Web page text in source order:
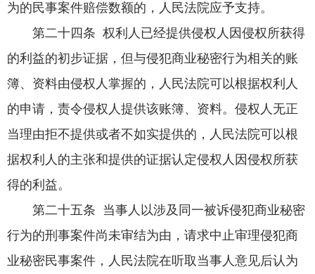
为的民事案件赔偿数额的，人民法院应予支持。
第二十四条 权利人已经提供侵权人因侵权所获得
的利益的初步证据，但与侵犯商业秘密行为相关的账
簿、资料由侵权人掌握的，人民法院可以根据权利人
的申请，责令侵权人提供该账簿、资料。侵权人无正
当理由拒不提供或者不如实提供的，人民法院可以根
据权利人的主张和提供的证据认定侵权人因侵权所获
得的利益。
第二十五条 当事人以涉及同一被诉侵犯商业秘密
行为的刑事案件尚未审结为由，请求中止审理侵犯商
业秘密民事案件，人民法院在听取当事人意见后认为